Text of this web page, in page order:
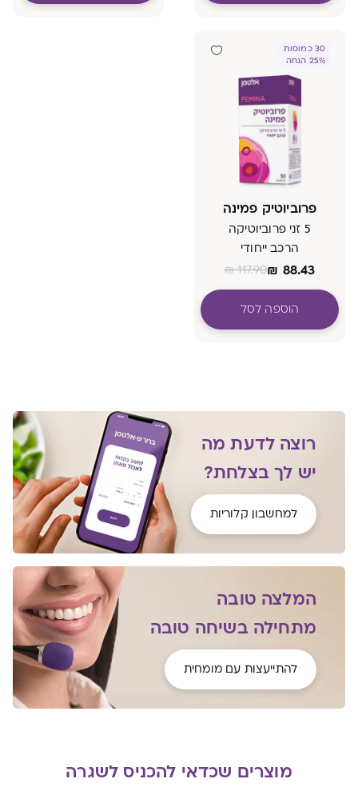
30 כמוסות
25% הנחה
פרוביוטיק פמינה
5 זני פרוביוטיקה
הרכב ייחודי
₪ 88.43
₪117.90
הוספה לסל
רוצה לדעת מה
יש לך בצלחת?
למחשבון קלוריות
המלצה טובה
מתחילה בשיחה טובה
להתייעצות עם מומחית
מוצרים שכדאי להכניס לשגרה